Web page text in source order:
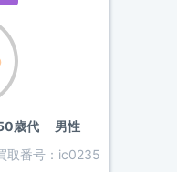
代 男性
取番号： ic0235